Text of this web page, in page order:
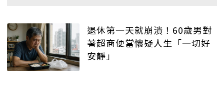
退休第一天就崩潰！60歲男對
著超商便當懷疑人生「一切好
安靜」